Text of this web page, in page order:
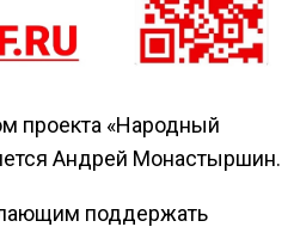
проекта «Народный
Андрей Монастыршин.
поддержать